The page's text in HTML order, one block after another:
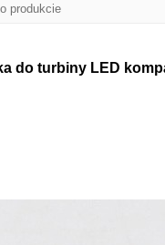
produkcie
do turbiny LED